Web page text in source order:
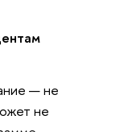
— не
не